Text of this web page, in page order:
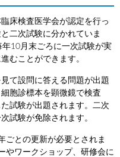
床検査医学会が認定を行っ
二次試験に分かれていま
10月末ごろに一次試験が実
むことができます。
て設問に答える問題が出題
胞診標本を顕微鏡で検査
試験が出題されます。二次
試験が免除されます。
ごとの更新が必要とされま
やワークショップ、研修会に